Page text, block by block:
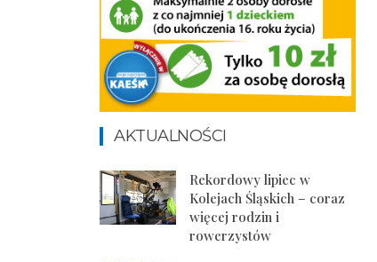
AKTUALNOŚCI
Rekordowy lipiec w
Kolejach Śląskich – coraz
więcej rodzin i
rowerzystów